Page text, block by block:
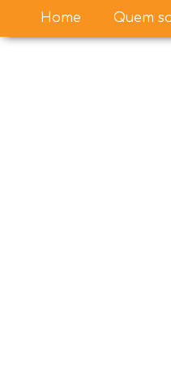
Home Quem